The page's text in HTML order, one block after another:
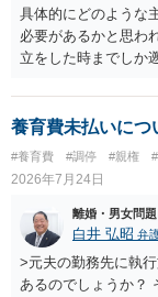
具体的にどのような
必要があるかと思わ
立をした時までしか
養育費に関するやり
あるでしょう。 公開
養育費未払いにつ
#養育費 #調停 #親権
2026年7月24日
離婚・男女問
白井 弘昭 弁
>元夫の勤務先に執
あるのでしょうか？